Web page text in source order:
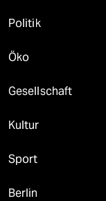
Politik
Öko
Gesellschaft
Kultur
Sport
Berlin